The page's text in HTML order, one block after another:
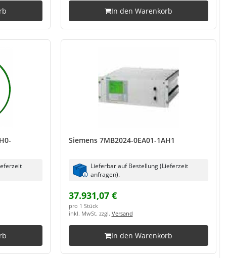
In den Warenkorb
Siemens 7MB2024-0EA01-1AH1
Lieferbar auf Bestellung (Lieferzeit
anfragen).
37.931,07 €
pro 1 Stück
inkl. MwSt. zzgl. Versand
In den Warenkorb